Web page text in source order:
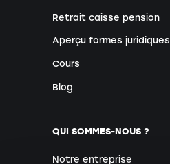
Retrait caisse pension
Aperçu formes juridiques
Cours
Blog
QUI SOMMES-NOUS ?
Notre entreprise